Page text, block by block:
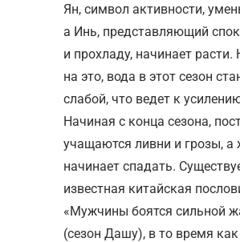
Ян, символ активности,
а Инь, представляющий
и прохладу, начинает расти.
на это, вода в этот сезон
слабой, что ведет к
Начиная с конца сезона,
учащаются ливни и грозы, а
начинает спадать.
известная китайская
«Мужчины боятся сильной
(сезон Дашу), в то время как